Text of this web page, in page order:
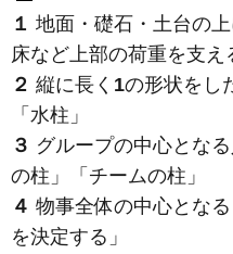
１ 地面・礎石・土台の
床など上部の荷重を支え
２ 縦に長く 1の形状をし
「水柱 」
３ グループの中心とな
の柱 」「チームの柱 」
４ 物事全体の中心となる
を決定する」